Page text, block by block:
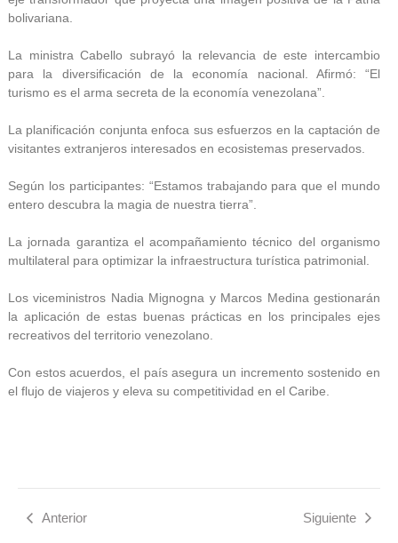
bolivariana.
La ministra Cabello subrayó la relevancia de este intercambio
para la diversificación de la economía nacional. Afirmó: “El
turismo es el arma secreta de la economía venezolana”.
La planificación conjunta enfoca sus esfuerzos en la captación de
visitantes extranjeros interesados en ecosistemas preservados.
Según los participantes: “Estamos trabajando para que el mundo
entero descubra la magia de nuestra tierra”.
La jornada garantiza el acompañamiento técnico del organismo
multilateral para optimizar la infraestructura turística patrimonial.
Los viceministros Nadia Mignogna y Marcos Medina gestionarán
la aplicación de estas buenas prácticas en los principales ejes
recreativos del territorio venezolano.
Con estos acuerdos, el país asegura un incremento sostenido en
el flujo de viajeros y eleva su competitividad en el Caribe.
Anterior Siguiente